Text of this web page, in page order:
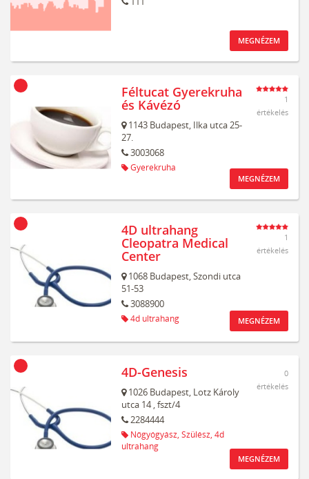
MEGNÉZEM
Féltucat Gyerekruha
és Kávézó
1143 Budapest, Ilka utca 25-
27.
3003068
Gyerekruha
1
értékelés
MEGNÉZEM
4D ultrahang
Cleopatra Medical
Center
1068 Budapest,Szondi utca
51-53
3088900
4d ultrahang
1
értékelés
MEGNÉZEM
4D-Genesis
1026 Budapest, Lotz Károly
utca 14, fszt/4
2284444
Nőgyógyász, Szülész, 4d
ultrahang
0
értékelés
MEGNÉZEM